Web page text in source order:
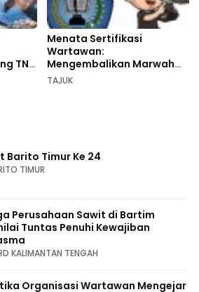
TNI
Menata Sertifikasi
Wartawan:
Mengembalikan Marwah
Pers dan Keadilan
TAJUK
Barito Timur Ke 24
TIMUR
Perusahaan Sawit di Bartim
Tuntas Penuhi Kewajiban
KALIMANTAN TENGAH
Organisasi Wartawan Mengejar